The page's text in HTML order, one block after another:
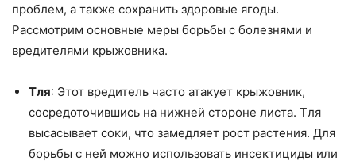
проблем, а также сохранить здоровые ягоды.
Рассмотрим основные меры борьбы с болезнями и
вредителями крыжовника.
Тля: Этот вредитель часто атакует крыжовник,
сосредоточившись на нижней стороне листа. Тля
высасывает соки, что замедляет рост растения. Для
борьбы с ней можно использовать инсектициды или